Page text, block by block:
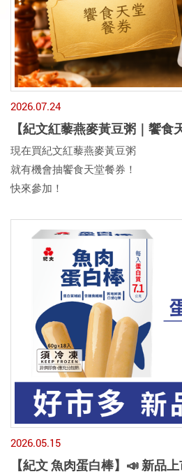
2026.07.24
【紀文紅藜燕麥黃豆粥｜饗食
現在買紀文紅藜燕麥黃豆粥
就有機會抽饗食天堂餐券！
快來參加！
2026.05.15
【紀文 魚肉蛋白棒】📣 新品